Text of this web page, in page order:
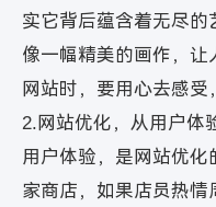
实它背后蕴含着无尽
像一幅精美的画作，
网站时，要用心去感受
2.网站优化，从用户体
用户体验，是网站优
家商店，如果店员热